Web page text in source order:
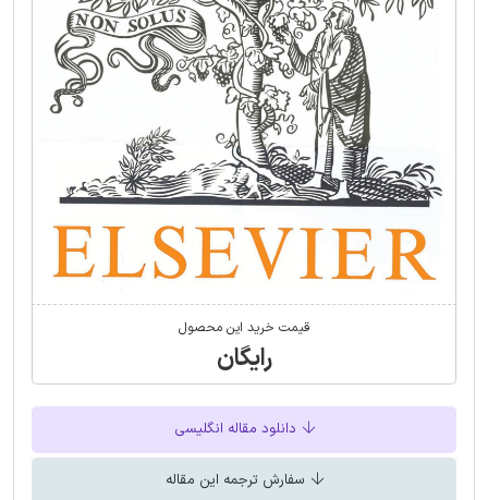
قیمت خرید این محصول
رایگان
دانلود مقاله انگلیسی
سفارش ترجمه این مقاله